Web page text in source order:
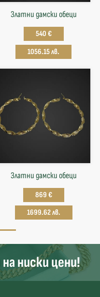
Златни дамски обеци
540 €
1056.15 лв.
Златни дамски обеци
869 €
1699.62 лв.
на ниски цени!